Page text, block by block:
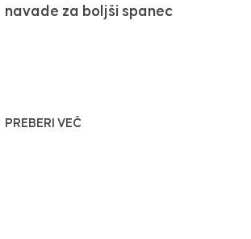
navade za boljši spanec
PREBERI VEČ